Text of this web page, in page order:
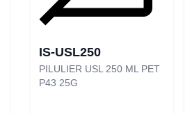
IS-USL250
PILULIER USL 250 ML PET
P43 25G